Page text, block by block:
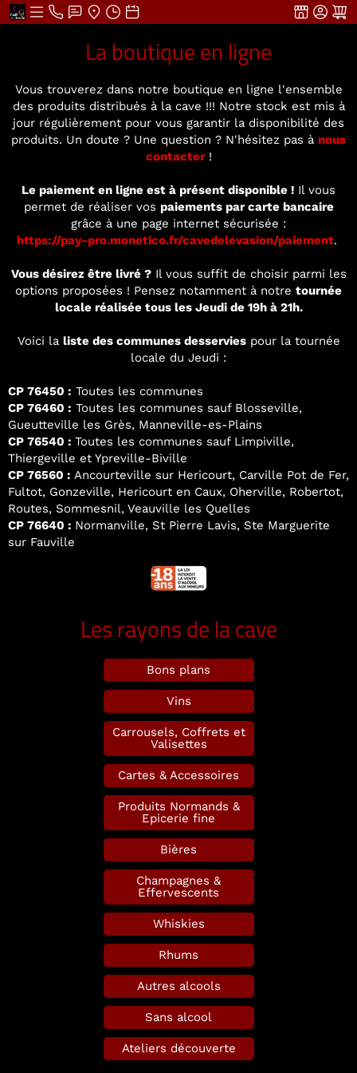
La boutique en ligne
Vous trouverez dans notre boutique en ligne l'ensemble
des produits distribués à la cave !!! Notre stock est mis à
jour régulièrement pour vous garantir la disponibilité des
produits. Un doute ? Une question ? N'hésitez pas à nous
contacter!
Le paiement en ligne est à présent disponible ! Il vous
permet de réaliser vos paiements par carte bancaire
grâce à une page internet sécurisée :
https://pay-pro.monetico.fr/cavedelevasion/paiement.
Vous désirez être livré ?Il vous suffit de choisir parmi les
options proposées ! Pensez notamment à notre tournée
locale réalisée tous les Jeudi de 19h à 21h.
Voici la liste des communes desserviespour la tournée
locale du Jeudi :
CP 76450 : Toutes les communes
CP 76460 : Toutes les communes sauf Blosseville,
Gueutteville les Grès, Manneville-es-Plains
CP 76540 : Toutes les communes sauf Limpiville,
Thiergeville et Ypreville-Biville
CP 76560 : Ancourteville sur Hericourt, Carville Pot de Fer,
Fultot, Gonzeville, Hericourt en Caux, Oherville, Robertot,
Routes, Sommesnil, Veauville les Quelles
CP 76640 : Normanville, St Pierre Lavis, Ste Marguerite
sur Fauville
Les rayons de la cave
Bons plans
Vins
Carrousels, Coffrets et
Valisettes
Cartes & Accessoires
Produits Normands &
Epicerie fine
Bières
Champagnes &
Effervescents
Whiskies
Rhums
Autres alcools
Sans alcool
Ateliers découverte